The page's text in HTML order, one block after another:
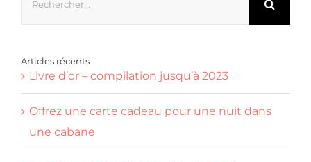
Articles récents
Livre d’or – compilation jusqu’à 2023
Offrez une carte cadeau pour une nuit dans
une cabane